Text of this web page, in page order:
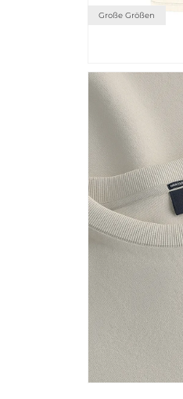
Große Größen